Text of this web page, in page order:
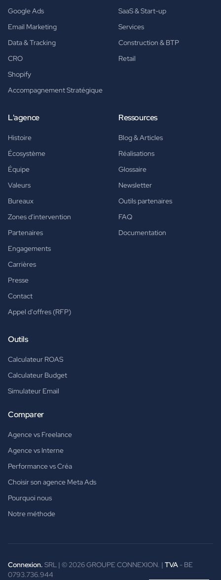
Google Ads
Email Marketing
Data & Tracking
CRO
Shopify
Accompagnement Stratégique
SaaS & Start-up
Services
Construction & BTP
Retail
L'agence
Histoire
Écosystème
Équipe
Valeurs
Bureaux
Zones d'intervention
Partenaires
Engagements
Carrières
Presse
Contact
Appel d'offres (RFP)
Ressources
Blog & Articles
Réalisations
Glossaire
Newsletter
Outils partenaires
FAQ
Documentation
Outils
Calculateur ROAS
Calculateur Budget
Simulateur Email
Comparer
Agence vs Freelance
Agence vs Interne
Performance vs Créa
Choisir son agence Meta Ads
Pourquoi nous
Notre méthode
Connexion. SRL | © 2026GROUPE CONNEXION. | TVA - BE
0793.736.944